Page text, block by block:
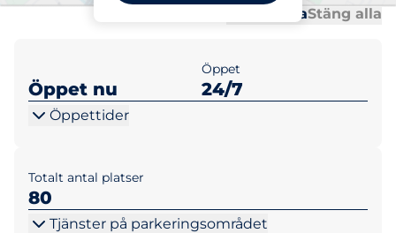
Öppna allaStäng alla
Öppet nu
Öppet
24/7
Öppettider
Totalt antal platser
80
Tjänster på parkeringsområdet